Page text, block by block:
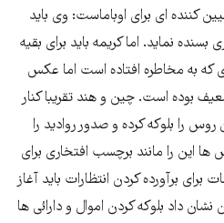
کننده ای برای اوباماست: وی باید
بسنده نماید. اما کریمه باید برای بقیه
که به مخاطره افتاده است اما عکس
بوده است. چین و هند تقریبا کنار
را بلوکه کرده و صدور روادید را
این را مانند برچسب افتخاری برای
برآورده کردن انتظارات باید آغاز
داد بلوکه کردن اموال و دارائی ها